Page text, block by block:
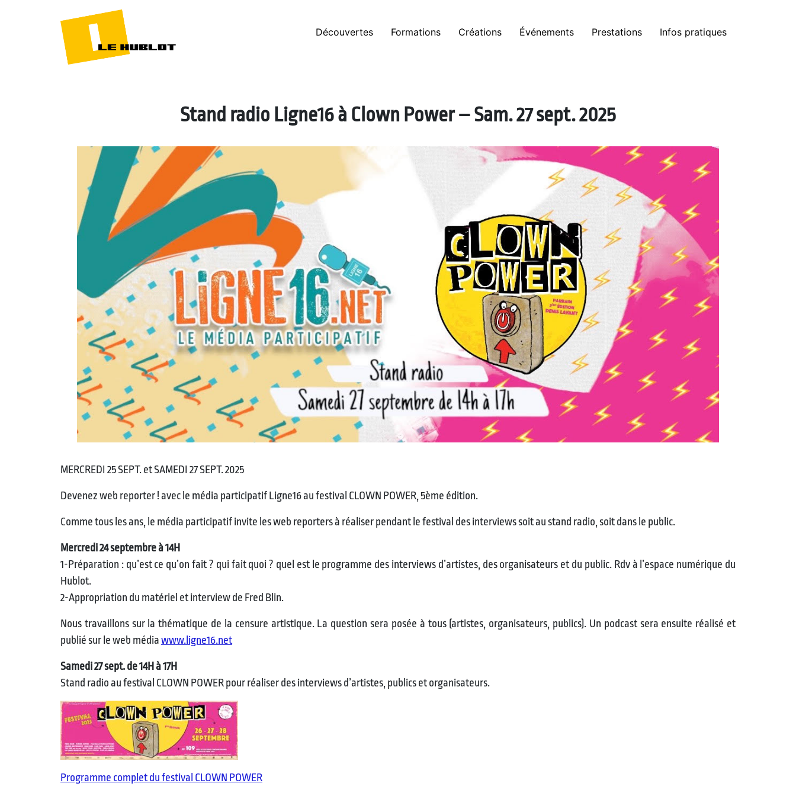
Découvertes Formations Créations Événements Prestations Infos pratiques
Stand radio Ligne16 à Clown Power – Sam. 27 sept. 2025
MERCREDI 25 SEPT. et SAMEDI 27 SEPT. 2025
Devenez web reporter ! avec le média participatif Ligne16 au festival CLOWN POWER, 5ème édition.
Comme tous les ans, le média participatif invite les web reporters à réaliser pendant le festival des interviews soit au stand radio, soit dans le public.
Mercredi 24 septembre à 14H
1-Préparation : qu’est ce qu’on fait ? qui fait quoi ? quel est le programme des interviews d’artistes, des organisateurs et du public. Rdv à l’espace numérique du
Hublot.
2-Appropriation du matériel et interview de Fred Blin.
Nous travaillons sur la thématique de la censure artistique. La question sera posée à tous (artistes, organisateurs, publics). Un podcast sera ensuite réalisé et
publié sur le web média www.ligne16.net
Samedi 27 sept. de 14H à 17H
Stand radio au festival CLOWN POWER pour réaliser des interviews d’artistes, publics et organisateurs.
Programme complet du festival CLOWN POWER